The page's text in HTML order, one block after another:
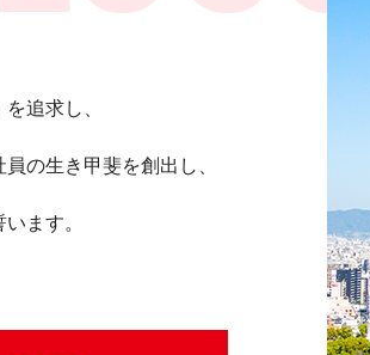
追求し、
の生き甲斐を創出し、
ます。